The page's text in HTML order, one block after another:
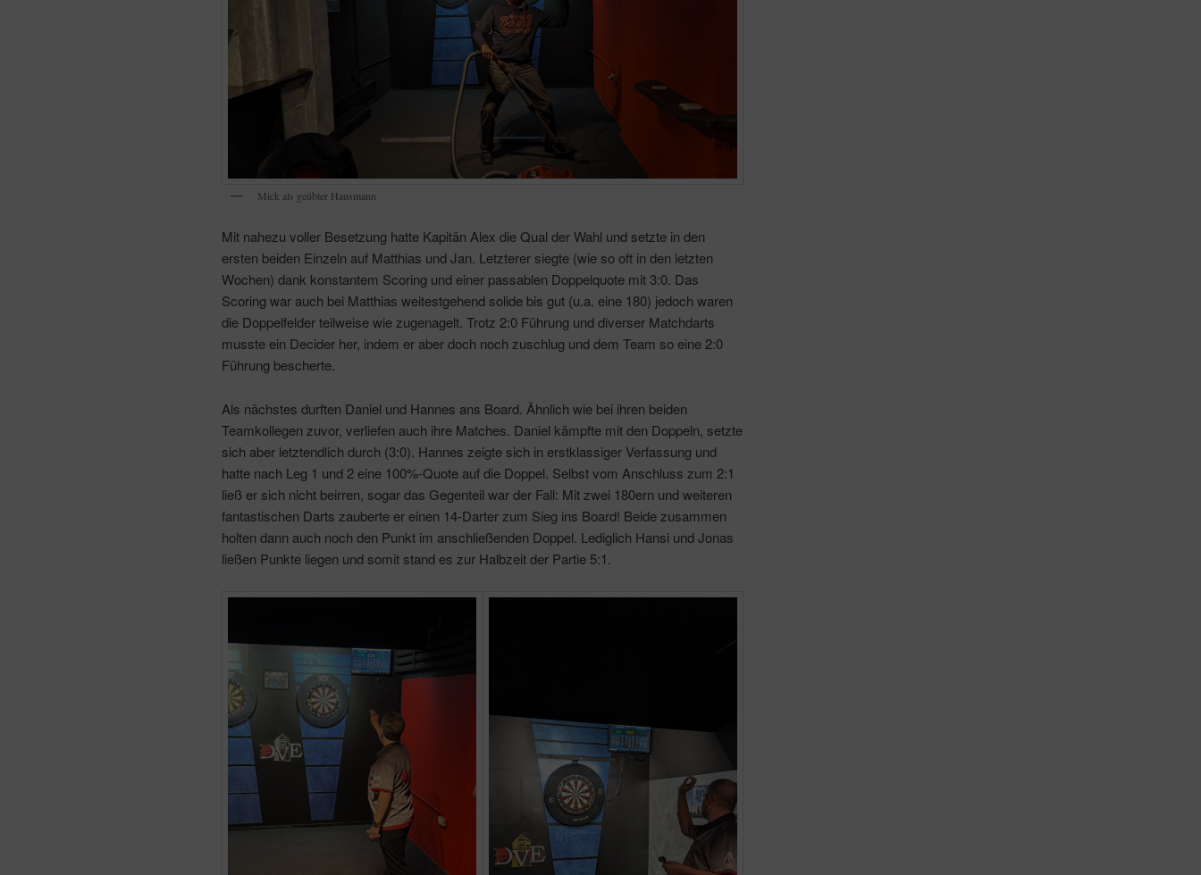
Mick als geübter Hausmann
Mit nahezu voller Besetzung hatte Kapitän Alex die Qual der Wahl und setzte in den
ersten beiden Einzeln auf Matthias und Jan. Letzterer siegte (wie so oft in den letzten
Wochen) dank konstantem Scoring und einer passablen Doppelquote mit 3:0. Das
Scoring war auch bei Matthias weitestgehend solide bis gut (u.a. eine 180) jedoch waren
die Doppelfelder teilweise wie zugenagelt. Trotz 2:0 Führung und diverser Matchdarts
musste ein Decider her, indem er aber doch noch zuschlug und dem Team so eine 2:0
Führung bescherte.
Als nächstes durften Daniel und Hannes ans Board. Ähnlich wie bei ihren beiden
Teamkollegen zuvor, verliefen auch ihre Matches. Daniel kämpfte mit den Doppeln, setzte
sich aber letztendlich durch (3:0). Hannes zeigte sich in erstklassiger Verfassung und
hatte nach Leg 1 und 2 eine 100%-Quote auf die Doppel. Selbst vom Anschluss zum 2:1
ließ er sich nicht beirren, sogar das Gegenteil war der Fall: Mit zwei 180ern und weiteren
fantastischen Darts zauberte er einen 14-Darter zum Sieg ins Board! Beide zusammen
holten dann auch noch den Punkt im anschließenden Doppel. Lediglich Hansi und Jonas
ließen Punkte liegen und somit stand es zur Halbzeit der Partie 5:1.